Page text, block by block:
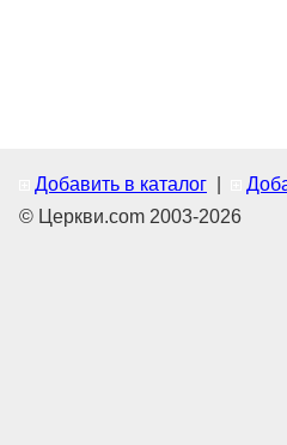
Добавить в каталог
© Церкви.com 2003-2026